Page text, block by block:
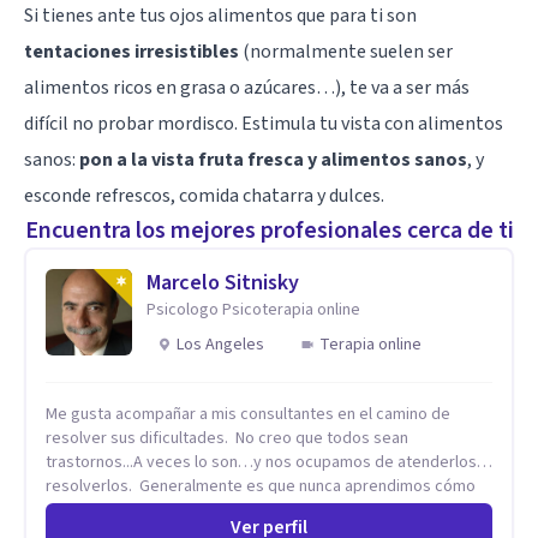
Si tienes ante tus ojos alimentos que para ti son
tentaciones irresistibles (normalmente suelen ser
alimentos ricos en grasa o azúcares…), te va a ser más
difícil no probar mordisco. Estimula tu vista con alimentos
sanos: pon a la vista fruta fresca y alimentos sanos, y
esconde refrescos, comida chatarra y dulces.
Encuentra los mejores profesionales cerca de ti
Marcelo Sitnisky
Psicologo Psicoterapia online
Los Angeles
Terapia online
Me gusta acompañar a mis consultantes en el camino de
resolver sus dificultades. No creo que todos sean
trastornos...A veces lo son…y nos ocupamos de atenderlos y
resolverlos. Generalmente es que nunca aprendimos cómo
se hace algo, como se resuelve una situación en la vida. No
Ver perfil